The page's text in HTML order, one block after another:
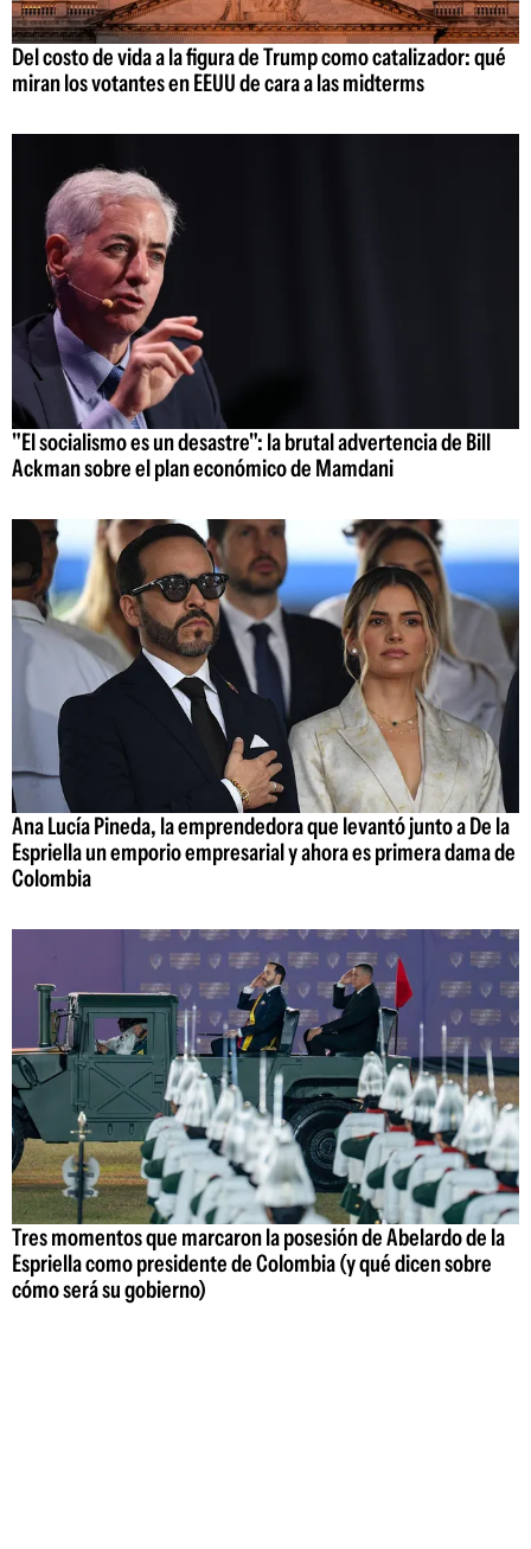
Del costo de vida a la figura de Trump como catalizador: qué
miran los votantes en EEUU de cara a las midterms
"El socialismo es un desastre": la brutal advertencia de Bill
Ackman sobre el plan económico de Mamdani
Ana Lucía Pineda, la emprendedora que levantó junto a De la
Espriella un emporio empresarial y ahora es primera dama de
Colombia
Tres momentos que marcaron la posesión de Abelardo de la
Espriella como presidente de Colombia (y qué dicen sobre
cómo será su gobierno)